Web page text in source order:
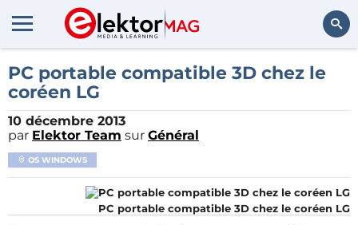
Rechercher
PC portable compatible 3D chez le
coréen LG
10 décembre 2013
par Elektor Team sur Général
OS WINDOWS
PC portable compatible 3D chez le coréen LG